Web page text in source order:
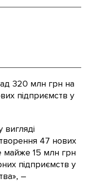
320 млн грн на
підприємств у
47 нових
майже 15 млн грн
підприємств у
–